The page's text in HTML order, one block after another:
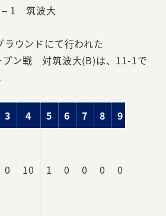
1 筑波大
ウンドにて行われた
プン戦 対筑波大(B)は、11-1で
3 4 5 6 7 8 9
0 10 1 0 0 0 0